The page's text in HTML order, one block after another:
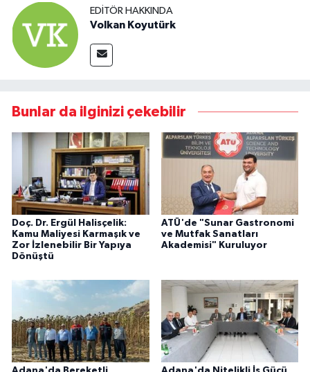
EDITÖR HAKKINDA
Volkan Koyutürk
Bunlar da ilginizi çekebilir
Doç. Dr. Ergül Halisçelik:
Kamu Maliyesi Karmaşık ve
Zor İzlenebilir Bir Yapıya
Dönüştü
ATÜ'de "Sunar Gastronomi
ve Mutfak Sanatları
Akademisi" Kuruluyor